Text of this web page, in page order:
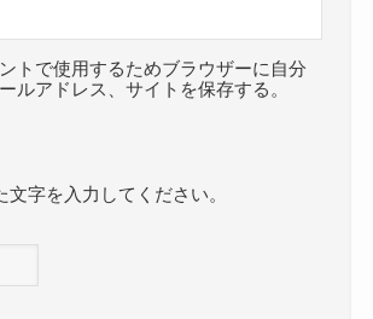
トで使用するためブラウザーに自分
ルアドレス、サイトを保存する。
文字を入力してください。